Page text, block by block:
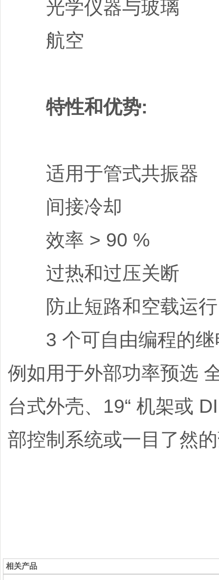
光学仪器与玻璃
航空
特性和优势:
适用于管式共振
间接冷却
效率 > 90 %
过热和过压关断
防止短路和空载运
3 个可自由编程的继
例如用于外部功率预选
台式外壳、19“ 机架或
部控制系统或一目了然
相关产品